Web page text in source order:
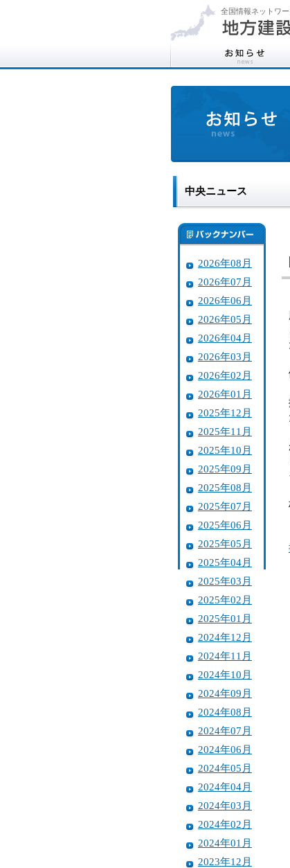
全国情報ネットワ
中央ニュース
2026年08月
2026年07月
2026年06月
2026年05月
2026年04月
2026年03月
2026年02月
2026年01月
2025年12月
2025年11月
2025年10月
2025年09月
2025年08月
2025年07月
2025年06月
2025年05月
2025年04月
2025年03月
2025年02月
2025年01月
2024年12月
2024年11月
2024年10月
2024年09月
2024年08月
2024年07月
2024年06月
2024年05月
2024年04月
2024年03月
2024年02月
2024年01月
2023年12月